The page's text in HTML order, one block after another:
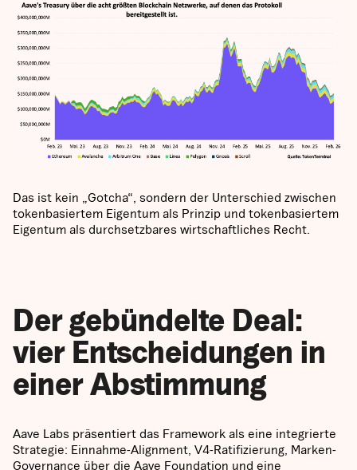
Das ist kein „Gotcha“, sondern der Unterschied zwischen
tokenbasiertem Eigentum als Prinzip und tokenbasiertem
Eigentum als durchsetzbares wirtschaftliches Recht.
Der gebündelte Deal:
vier Entscheidungen in
einer Abstimmung
Aave Labs präsentiert das Framework als eine integrierte
Strategie: Einnahme-Alignment, V4-Ratifizierung, Marken-
Governance über die Aave Foundation und eine